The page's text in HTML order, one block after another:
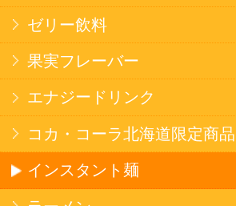
ログイン
個人情報保護方針
©Secoma Company, Ltd. 2016 All rights reserved.
20歳未満の方の酒類の購入や、飲酒は法律で
じられています。
法令に従って、20歳未満の方への酒類のご注
また、酒類を受取に来られた方が20歳未満の